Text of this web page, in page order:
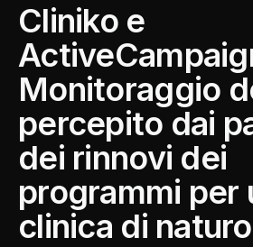
Cliniko e
Monitoraggio
percepito dai
dei rinnovi dei
programmi per
clinica di